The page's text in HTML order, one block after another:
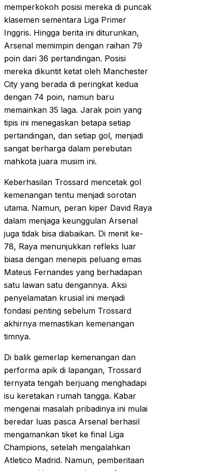
memperkokoh posisi mereka di puncak
klasemen sementara Liga Primer
Inggris. Hingga berita ini diturunkan,
Arsenal memimpin dengan raihan 79
poin dari 36 pertandingan. Posisi
mereka dikuntit ketat oleh Manchester
City yang berada di peringkat kedua
dengan 74 poin, namun baru
memainkan 35 laga. Jarak poin yang
tipis ini menegaskan betapa setiap
pertandingan, dan setiap gol, menjadi
sangat berharga dalam perebutan
mahkota juara musim ini.
Keberhasilan Trossard mencetak gol
kemenangan tentu menjadi sorotan
utama. Namun, peran kiper David Raya
dalam menjaga keunggulan Arsenal
juga tidak bisa diabaikan. Di menit ke-
78, Raya menunjukkan refleks luar
biasa dengan menepis peluang emas
Mateus Fernandes yang berhadapan
satu lawan satu dengannya. Aksi
penyelamatan krusial ini menjadi
fondasi penting sebelum Trossard
akhirnya memastikan kemenangan
timnya.
Di balik gemerlap kemenangan dan
performa apik di lapangan, Trossard
ternyata tengah berjuang menghadapi
isu keretakan rumah tangga. Kabar
mengenai masalah pribadinya ini mulai
beredar luas pasca Arsenal berhasil
mengamankan tiket ke final Liga
Champions, setelah mengalahkan
Atletico Madrid. Namun, pemberitaan